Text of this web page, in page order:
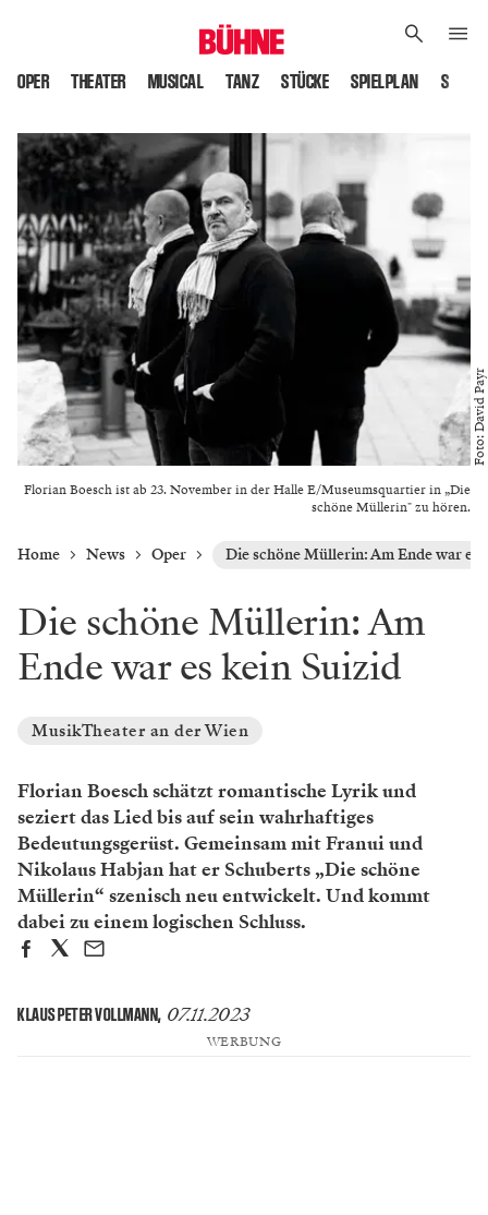
OPER THEATER MUSICAL TANZ STÜCKE SPIELPLAN
Florian Boesch ist ab 23. November in der Halle E/Museumsquartier in „Die
schöne Müllerin" zu hören.
Foto: David Payr
Home News Oper Die schöne Müllerin: Am Ende war es
Die schöne Müllerin: Am
Ende war es kein Suizid
MusikTheater an der Wien
Florian Boesch schätzt romantische Lyrik und
seziert das Lied bis auf sein wahrhaftiges
Bedeutungsgerüst. Gemeinsam mit Franui und
Nikolaus Habjan hat er Schuberts „Die schöne
Müllerin“ szenisch neu entwickelt. Und kommt
dabei zu einem logischen Schluss.
KLAUS PETER VOLLMANN, 07.11.2023
WERBUNG